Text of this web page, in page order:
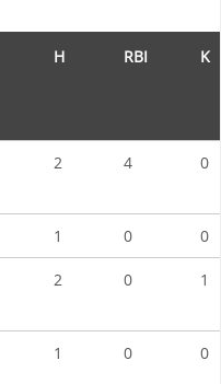
H RBI K
2 4 0
1 0 0
2 0 1
1 0 0